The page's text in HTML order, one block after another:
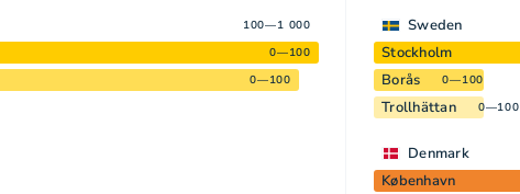
100—1 000
0—100
0—100
Sweden
Stockholm
Borås 0—100
Trollhättan 0—100
Denmark
København